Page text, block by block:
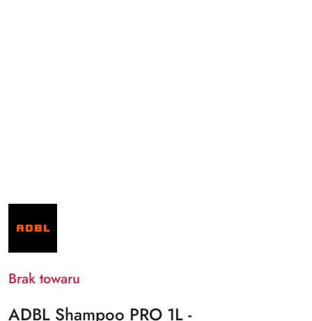
NAZWA
ADBL
Brak towaru
ADBL Shampoo PRO 1L -